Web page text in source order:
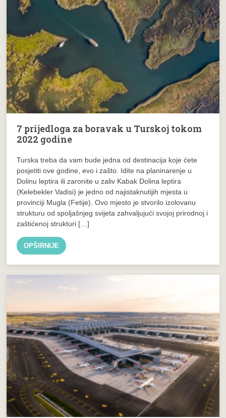
7 prijedloga za boravak u Turskoj tokom
2022 godine
Turska treba da vam bude jedna od destinacija koje ćete
posjetiti ove godine, evo i zašto. Idite na planinarenje u
Dolinu leptira ili zaronite u zaliv Kabak Dolina leptira
(Kelebekler Vadisi) je jedno od najistaknutijih mjesta u
provinciji Mugla (Fetije). Ovo mjesto je stvorilo izolovanu
strukturu od spoljašnjeg svijeta zahvaljujući svojoj prirodnoj i
zaštićenoj strukturi […]
OPŠIRNIJE